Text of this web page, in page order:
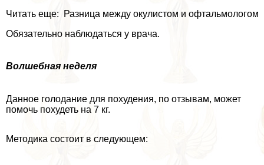
Читать еще: Разница между окулистом и офтальмологом
Обязательно наблюдаться у врача.
Волшебная неделя
Данное голодание для похудения, по отзывам, может
помочь похудеть на 7 кг.
Методика состоит в следующем: